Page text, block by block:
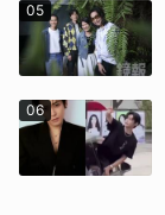
05
06